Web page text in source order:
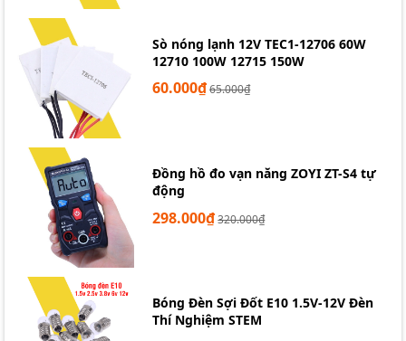
Sò nóng lạnh 12V TEC1-12706 60W
12710 100W 12715 150W
60.000₫65.000₫
Đồng hồ đo vạn năng ZOYI ZT-S4 tự
động
298.000₫320.000₫
Bóng Đèn Sợi Đốt E10 1.5V-12V Đèn
Thí Nghiệm STEM